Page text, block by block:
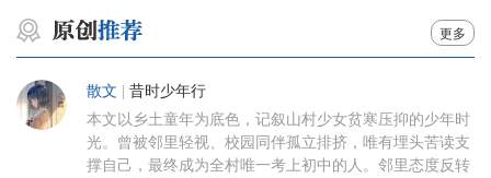
更多
散文 昔时少年行
本文以乡土童年为底色，记叙山村少女贫寒压抑的少年时
光。曾被邻里轻视、校园同伴孤立排挤，唯有埋头苦读支
撑自己，最终成为全村唯一考上初中的人。邻里态度反转